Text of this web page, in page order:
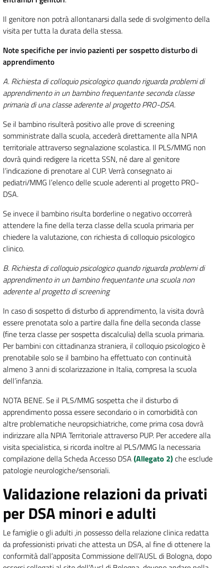
Il genitore non potrà allontanarsi dalla sede di svolgimento della
visita per tutta la durata della stessa.
Note specifiche per invio pazienti per sospetto disturbo di
apprendimento
A. Richiesta di colloquio psicologico quando riguarda problemi di
apprendimento in un bambino frequentante seconda classe
primaria di una classe aderente al progetto PRO-DSA.
Se il bambino risulterà positivo alle prove di screening
somministrate dalla scuola, accederà direttamente alla NPIA
territoriale attraverso segnalazione scolastica. Il PLS/MMG non
dovrà quindi redigere la ricetta SSN, né dare al genitore
l’indicazione di prenotare al CUP. Verrà consegnato ai
pediatri/MMG l’elenco delle scuole aderenti al progetto PRO-
DSA.
Se invece il bambino risulta borderline o negativo occorrerà
attendere la fine della terza classe della scuola primaria per
chiedere la valutazione, con richiesta di colloquio psicologico
clinico.
B. Richiesta di colloquio psicologico quando riguarda problemi di
apprendimento in un bambino frequentante una scuola non
aderente al progetto di screening
In caso di sospetto di disturbo di apprendimento, la visita dovrà
essere prenotata solo a partire dalla fine della seconda classe
(fine terza classe per sospetta discalculia) della scuola primaria.
Per bambini con cittadinanza straniera, il colloquio psicologico è
prenotabile solo se il bambino ha effettuato con continuità
almeno 3 anni di scolarizzazione in Italia, compresa la scuola
dell’infanzia.
NOTA BENE. Se il PLS/MMG sospetta che il disturbo di
apprendimento possa essere secondario o in comorbidità con
altre problematiche neuropsichiatriche, come prima cosa dovrà
indirizzare alla NPIA Territoriale attraverso PUP. Per accedere alla
visita specialistica, si ricorda inoltre al PLS/MMG la necessaria
compilazione della Scheda Accesso DSA (Allegato 2)che esclude
patologie neurologiche/sensoriali.
Validazione relazioni da privati
per DSA minori e adulti
Le famiglie o gli adulti ,in possesso della relazione clinica redatta
da professionisti privati che attesta un DSA, al fine di ottenere la
conformità dall’apposita Commissione dell’AUSL di Bologna, dopo